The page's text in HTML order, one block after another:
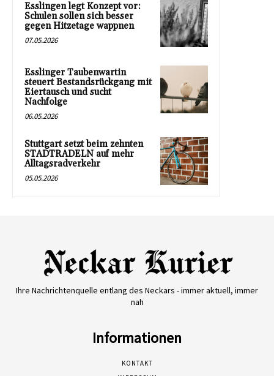
Esslingen legt Konzept vor:
Schulen sollen sich besser
gegen Hitzetage wappnen
07.05.2026
Esslinger Taubenwartin
steuert Bestandsrückgang mit
Eiertausch und sucht
Nachfolge
06.05.2026
Stuttgart setzt beim zehnten
STADTRADELN auf mehr
Alltagsradverkehr
05.05.2026
Ihre Nachrichtenquelle entlang des Neckars - immer aktuell, immer
nah
Informationen
KONTAKT